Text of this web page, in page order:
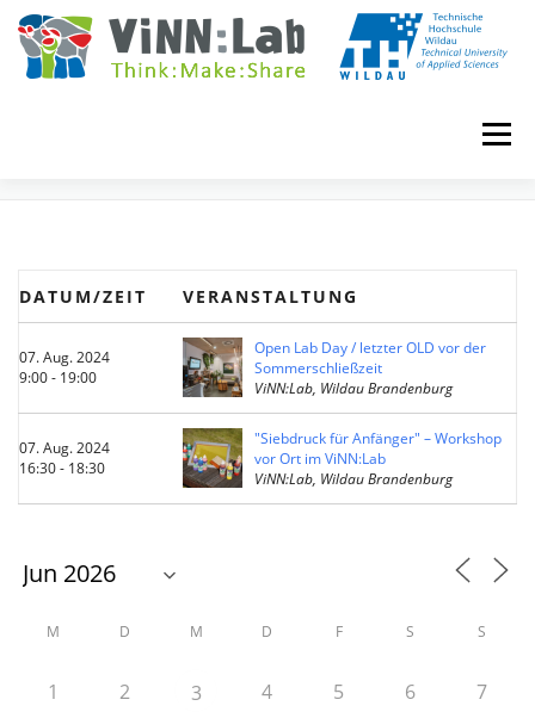
Zum
Inhalt
springen
Menü
IMPRINT
DATUM/ZEIT VERANSTALTUNG
07. Aug. 2024
9:00 - 19:00
Open Lab Day / letzter OLD vor der
Sommerschließzeit
ViNN:Lab, Wildau Brandenburg
07. Aug. 2024
16:30 - 18:30
"Siebdruck für Anfänger" – Workshop
vor Ort im ViNN:Lab
ViNN:Lab, Wildau Brandenburg
M D M D F S S
1 2 3 4 5 6 7